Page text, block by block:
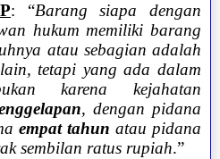
: “Barang siapa dengan
hukum memiliki barang
atau sebagian adalah
tetapi yang ada dalam
karena kejahatan
, dengan pidana
empat tahun atau pidana
sembilan ratus rupiah.”